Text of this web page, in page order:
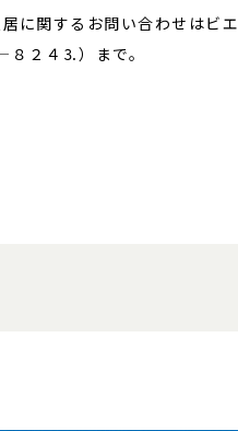
に関するお問い合わせはビエ
２４⒊）まで。